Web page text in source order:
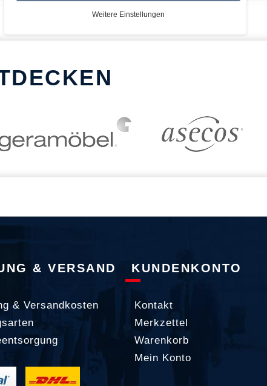
& VERSAND
& Versandkosten
KUNDENKONTO
Kontakt
Merkzettel
Warenkorb
Mein Konto
Weitere Einstellungen